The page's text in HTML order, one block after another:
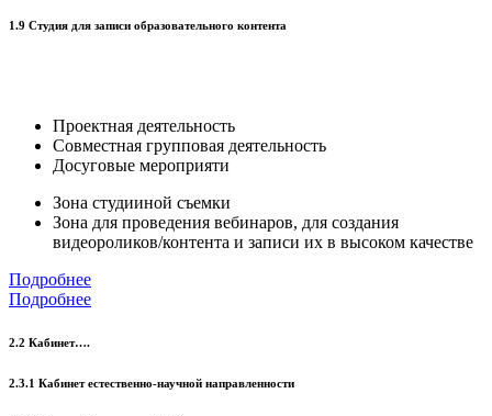
1.9 Студия для записи образовательного контента
Проектная деятельность
Совместная групповая деятельность
Досуговые мероприяти
Зона студииной съемки
Зона для проведения вебинаров, для создания
видеороликов/контента и записи их в высоком качестве
Подробнее
Подробнее
2.2 Кабинет….
2.3.1 Кабинет естественно-научной направленности